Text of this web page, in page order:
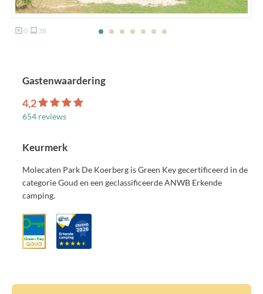
0 38
Gastenwaardering
4,2
654 reviews
Keurmerk
Molecaten Park De Koerberg is Green Key gecertificeerd in de
categorie Goud en een geclassificeerde ANWB Erkende
camping.